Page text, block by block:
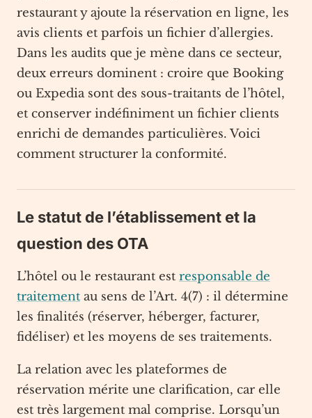
restaurant y ajoute la réservation en ligne, les
avis clients et parfois un fichier d’allergies.
Dans les audits que je mène dans ce secteur,
deux erreurs dominent : croire que Booking
ou Expedia sont des sous-traitants de l’hôtel,
et conserver indéfiniment un fichier clients
enrichi de demandes particulières. Voici
comment structurer la conformité.
Le statut de l’établissement et la
question des OTA
L’hôtel ou le restaurant est responsable de
traitement au sens de l’Art. 4(7) : il détermine
les finalités (réserver, héberger, facturer,
fidéliser) et les moyens de ses traitements.
La relation avec les plateformes de
réservation mérite une clarification, car elle
est très largement mal comprise. Lorsqu’un